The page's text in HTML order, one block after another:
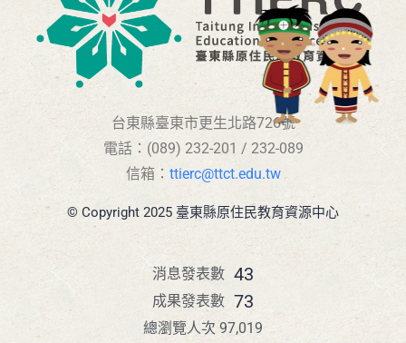
台東縣臺東市更生北路726號
電話：(089) 232-201 / 232-089
信箱： ttierc@ttct.edu.tw
© Copyright 2025 臺東縣原住民教育資源中心
43
消息發表數
73
成果發表數
總瀏覽人次 97,019